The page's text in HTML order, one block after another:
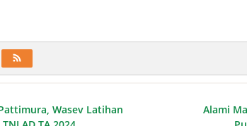
Wasev Latihan
Alami